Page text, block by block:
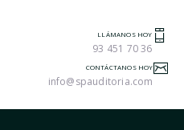
LLÁMANOS HOY
93 451 70 36
CONTÁCTANOS HOY
info@spauditoria.com